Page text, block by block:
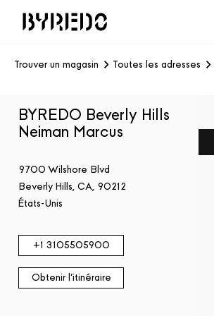
Trouver un magasin Toutes les adresses
BYREDO Beverly Hills
Neiman Marcus
9700 Wilshore Blvd
Beverly Hills,CA, 90212
États-Unis
+1 3105505900
Obtenir l'itinéraire